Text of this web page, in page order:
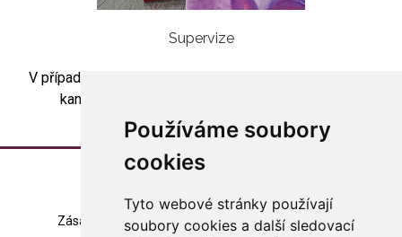
Používáme soubory
cookies
Tyto webové stránky používají
soubory cookies a další sledovací
Supervize
V případě zájmu o skupinovou artesupervizi kontaktujte
kancelář asociace (
Zásady zpracování souborů cookie Mapa stránek